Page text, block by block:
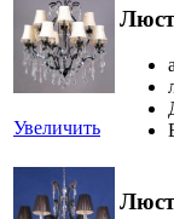
Увеличить